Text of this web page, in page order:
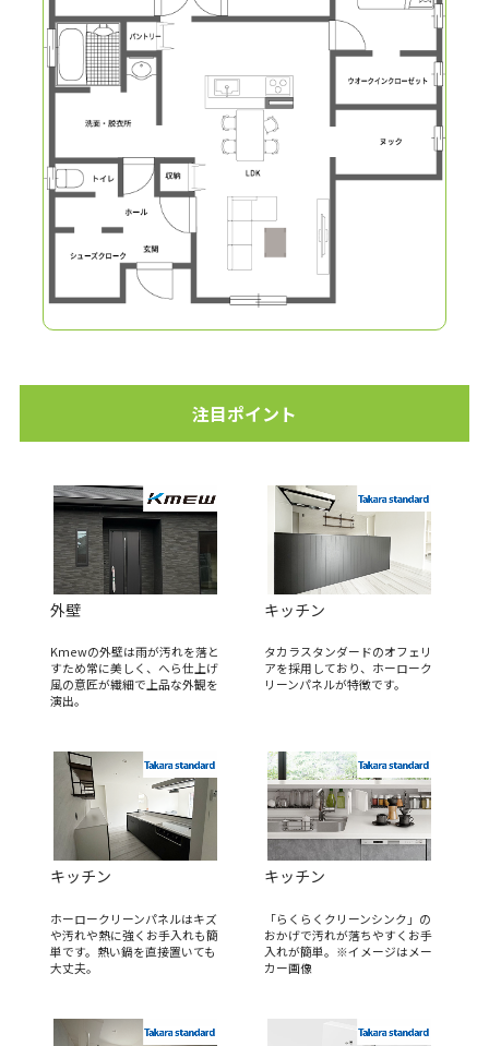
注目ポイント
外壁
Kmewの外壁は雨が汚れを落と
すため常に美しく、へら仕上げ
風の意匠が繊細で上品な外観を
演出。
キッチン
タカラスタンダードのオフェリ
アを採用しており、ホーローク
リーンパネルが特徴です。
キッチン
ホーロークリーンパネルはキズ
や汚れや熱に強くお手入れも簡
単です。熱い鍋を直接置いても
大丈夫。
キッチン
「らくらくクリーンシンク」の
おかげで汚れが落ちやすくお手
入れが簡単。※イメージはメー
カー画像